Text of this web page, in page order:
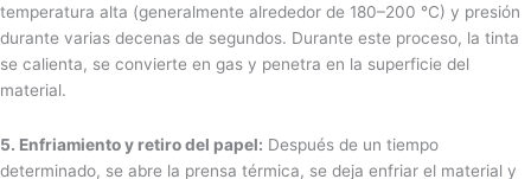
temperatura alta (generalmente alrededor de 180–200 °C) y presión
durante varias decenas de segundos. Durante este proceso, la tinta
se calienta, se convierte en gas y penetra en la superficie del
material.
5. Enfriamiento y retiro del papel: Después de un tiempo
determinado, se abre la prensa térmica, se deja enfriar el material y